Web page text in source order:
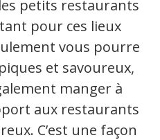
petits restaurants
pour ces lieux
vous pourrez
et savoureux,
manger à
aux restaurants
C’est une façon